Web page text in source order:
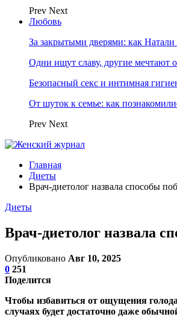
Prev Next
Любовь
За закрытыми дверями: как
Одни ищут славу, другие
Безопасный секс и интимная
От шуток к семье: как
Prev Next
Главная
Диеты
Врач-диетолог назвала способы
Диеты
Врач-диетолог назвала
Опубликовано Авг 10, 2025
0 251
Поделится
Чтобы избавиться от ощущения
случаях будет достаточно даже